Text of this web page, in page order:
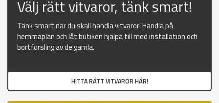
Välj rätt vitvaror, tänk smart!
Tänk smart när du skall handla vitvaror! Handla på
hemmaplan och låt butiken hjälpa till med installation och
bortforsling av de gamla.
HITTA RÄTT VITVAROR HÄR!